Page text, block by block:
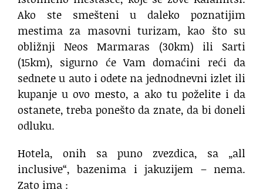
Ako ste smešteni u daleko poznatijim
mestima za masovni turizam, kao što su
obližnji Neos Marmaras (30km) ili Sarti
(15km), sigurno će Vam domaćini reći da
sednete u auto i odete na jednodnevni izlet ili
kupanje u ovo mesto, a ako tu poželite i da
ostanete, treba ponešto da znate, da bi doneli
odluku.
Hotela, onih sa puno zvezdica, sa „all
inclusive“, bazenima i jakuzijem – nema.
Zato ima :